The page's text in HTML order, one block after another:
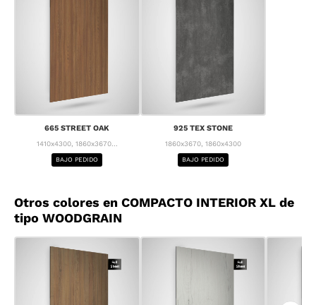
665 STREET OAK
1410x4300, 1860x3670...
BAJO PEDIDO
925 TEX STONE
1860x3670, 1860x4300
BAJO PEDIDO
Otros colores en COMPACTO INTERIOR XL de
tipo WOODGRAIN